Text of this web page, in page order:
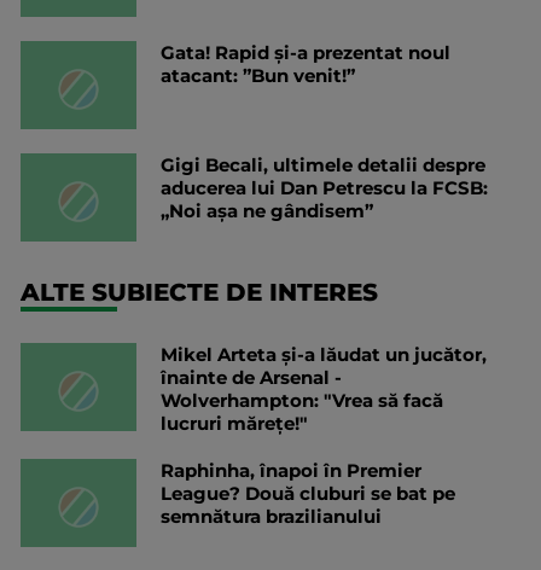
Gata! Rapid și-a prezentat noul
atacant: ”Bun venit!”
Gigi Becali, ultimele detalii despre
aducerea lui Dan Petrescu la FCSB:
„Noi așa ne gândisem”
ALTE SUBIECTE DE INTERES
Mikel Arteta și-a lăudat un jucător,
înainte de Arsenal -
Wolverhampton: "Vrea să facă
lucruri mărețe!"
Raphinha, înapoi în Premier
League? Două cluburi se bat pe
semnătura brazilianului